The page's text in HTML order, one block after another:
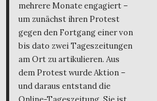
mehrere Monate engagiert –
um zunächst ihren Protest
gegen den Fortgang einer von
bis dato zwei Tageszeitungen
am Ort zu artikulieren. Aus
dem Protest wurde Aktion –
und daraus entstand die